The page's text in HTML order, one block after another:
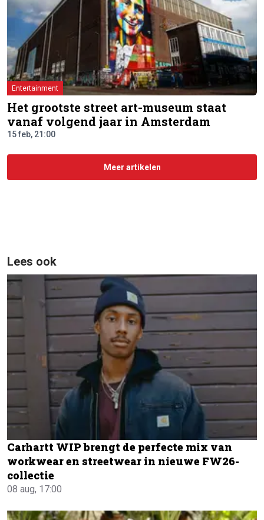
Entertainment
Het grootste street art-museum staat
vanaf volgend jaar in Amsterdam
15 feb, 21:00
Meer artikelen
Lees ook
Carhartt WIP brengt de perfecte mix van
workwear en streetwear in nieuwe FW26-
collectie
08 aug, 17:00